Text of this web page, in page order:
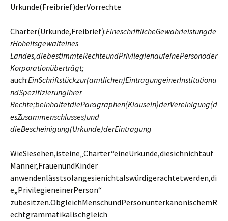
Urkunde(Freibrief)derVorrechte
Charter(Urkunde,Freibrief):EineschriftlicheGewährleistungde
rHoheitsgewalteines
Landes,diebestimmteRechteundPrivilegienaufeinePersonoder
Korporationüberträgt;
auch:EinSchriftstückzur(amtlichen)EintragungeinerInstitutionu
ndSpezifizierungihrer
Rechte;beinhaltetdieParagraphen(Klauseln)derVereinigung(d
esZusammenschlusses)und
dieBescheinigung(Urkunde)derEintragung
WieSiesehen,isteine„Charter“eineUrkunde,diesichnichtauf
Männer,FrauenundKinder
anwendenlässtsolangesienichtalswürdigerachtetwerden,di
e„PrivilegieneinerPerson“
zubesitzen.ObgleichMenschundPersonunterkanonischemR
echtgrammatikalischgleich